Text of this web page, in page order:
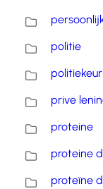
politie
prive
proteine
proteine
proteïne